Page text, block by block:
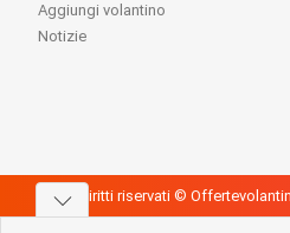
Aggiungi volantino
Notizie
Tutti i diritti riservati ©